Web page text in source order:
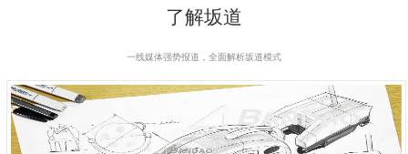
了解坂道
一线媒体强势报道，全面解析坂道模式